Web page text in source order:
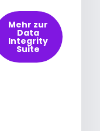
Mehr zur
Data
Integrity
Suite